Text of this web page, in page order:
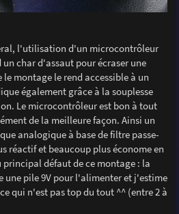
l'utilisation d'un microcontrôleur
char d'assaut pour écraser une
montage le rend accessible à un
également grâce à la souplesse
Le microcontrôleur est bon à tout
de la meilleure façon. Ainsi un
analogique à base de filtre passe-
réactif et beaucoup plus économe en
défaut de ce montage : la
pile 9V pour l'alimenter et j'estime
qui n'est pas top du tout ^^ (entre 2 à